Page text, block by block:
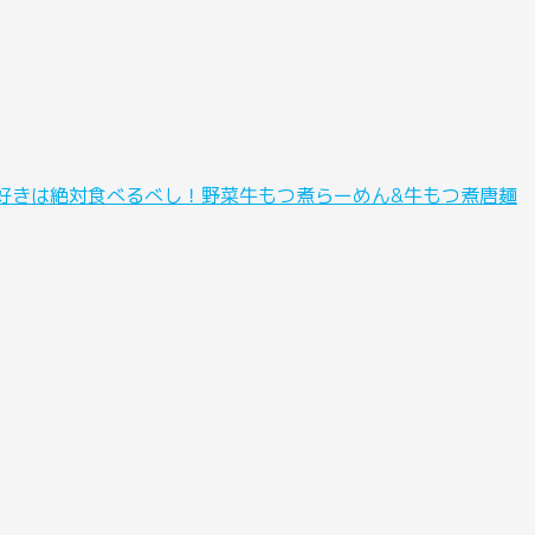
きは絶対食べるべし！野菜牛もつ煮らーめん&牛もつ煮唐麺